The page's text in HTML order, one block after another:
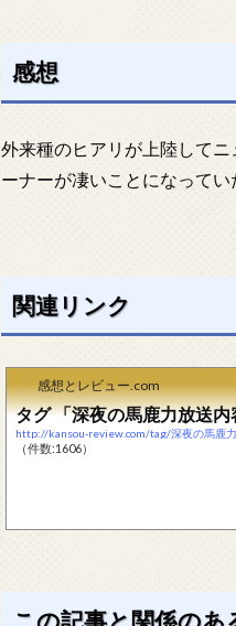
感想
外来種のヒアリが上陸して
ーナーが凄いことになってい
関連リンク
感想とレビュー.com
タグ 「深夜の馬鹿力放送内
http://kansou-review.com/tag/深夜の馬鹿
（件数:1606）
この記事と関係のあ